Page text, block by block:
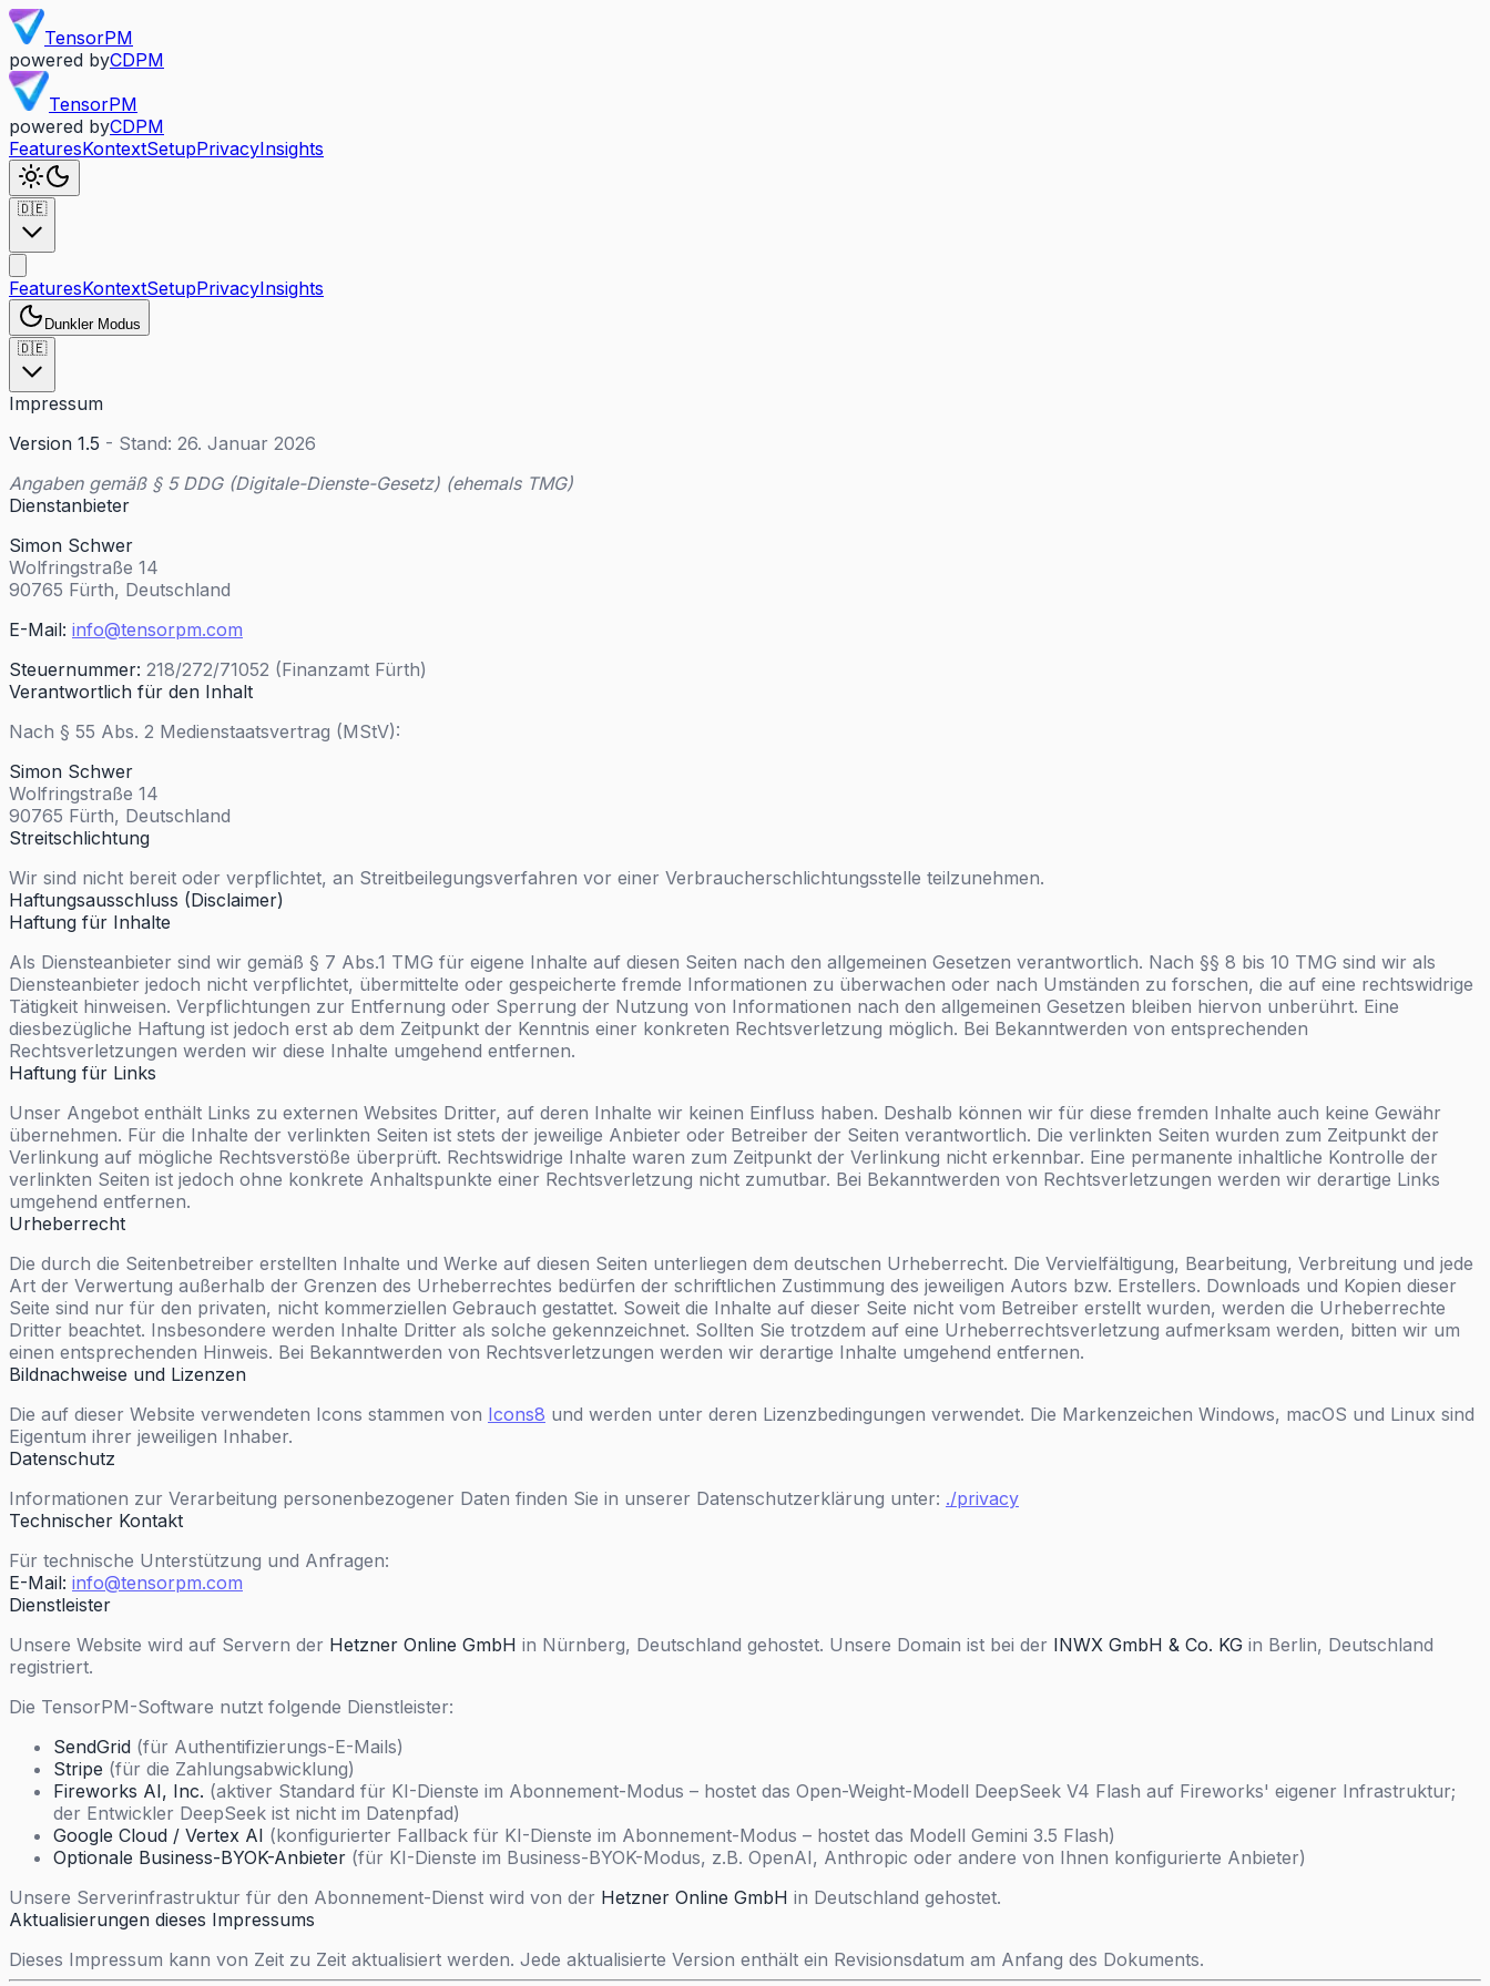
TensorPM
powered byCDPM
TensorPM
powered byCDPM
FeaturesKontextSetupPrivacyInsights
🇩🇪
FeaturesKontextSetupPrivacyInsights
Dunkler Modus
🇩🇪
Impressum
Version 1.5 - Stand: 26. Januar 2026
Angaben gemäß § 5 DDG (Digitale-Dienste-Gesetz) (ehemals TMG)
Dienstanbieter
Simon Schwer
Wolfringstraße 14
90765 Fürth, Deutschland
E-Mail: info@tensorpm.com
Steuernummer: 218/272/71052 (Finanzamt Fürth)
Verantwortlich für den Inhalt
Nach § 55 Abs. 2 Medienstaatsvertrag (MStV):
Simon Schwer
Wolfringstraße 14
90765 Fürth, Deutschland
Streitschlichtung
Wir sind nicht bereit oder verpflichtet, an Streitbeilegungsverfahren vor einer Verbraucherschlichtungsstelle teilzunehmen.
Haftungsausschluss (Disclaimer)
Haftung für Inhalte
Als Diensteanbieter sind wir gemäß § 7 Abs.1 TMG für eigene Inhalte auf diesen Seiten nach den allgemeinen Gesetzen verantwortlich. Nach §§ 8 bis 10 TMG sind wir als
Diensteanbieter jedoch nicht verpflichtet, übermittelte oder gespeicherte fremde Informationen zu überwachen oder nach Umständen zu forschen, die auf eine rechtswidrige
Tätigkeit hinweisen. Verpflichtungen zur Entfernung oder Sperrung der Nutzung von Informationen nach den allgemeinen Gesetzen bleiben hiervon unberührt. Eine
diesbezügliche Haftung ist jedoch erst ab dem Zeitpunkt der Kenntnis einer konkreten Rechtsverletzung möglich. Bei Bekanntwerden von entsprechenden
Rechtsverletzungen werden wir diese Inhalte umgehend entfernen.
Haftung für Links
Unser Angebot enthält Links zu externen Websites Dritter, auf deren Inhalte wir keinen Einfluss haben. Deshalb können wir für diese fremden Inhalte auch keine Gewähr
übernehmen. Für die Inhalte der verlinkten Seiten ist stets der jeweilige Anbieter oder Betreiber der Seiten verantwortlich. Die verlinkten Seiten wurden zum Zeitpunkt der
Verlinkung auf mögliche Rechtsverstöße überprüft. Rechtswidrige Inhalte waren zum Zeitpunkt der Verlinkung nicht erkennbar. Eine permanente inhaltliche Kontrolle der
verlinkten Seiten ist jedoch ohne konkrete Anhaltspunkte einer Rechtsverletzung nicht zumutbar. Bei Bekanntwerden von Rechtsverletzungen werden wir derartige Links
umgehend entfernen.
Urheberrecht
Die durch die Seitenbetreiber erstellten Inhalte und Werke auf diesen Seiten unterliegen dem deutschen Urheberrecht. Die Vervielfältigung, Bearbeitung, Verbreitung und jede
Art der Verwertung außerhalb der Grenzen des Urheberrechtes bedürfen der schriftlichen Zustimmung des jeweiligen Autors bzw. Erstellers. Downloads und Kopien dieser
Seite sind nur für den privaten, nicht kommerziellen Gebrauch gestattet. Soweit die Inhalte auf dieser Seite nicht vom Betreiber erstellt wurden, werden die Urheberrechte
Dritter beachtet. Insbesondere werden Inhalte Dritter als solche gekennzeichnet. Sollten Sie trotzdem auf eine Urheberrechtsverletzung aufmerksam werden, bitten wir um
einen entsprechenden Hinweis. Bei Bekanntwerden von Rechtsverletzungen werden wir derartige Inhalte umgehend entfernen.
Bildnachweise und Lizenzen
Die auf dieser Website verwendeten Icons stammen von Icons8 und werden unter deren Lizenzbedingungen verwendet. Die Markenzeichen Windows, macOS und Linux sind
Eigentum ihrer jeweiligen Inhaber.
Datenschutz
Informationen zur Verarbeitung personenbezogener Daten finden Sie in unserer Datenschutzerklärung unter: ./privacy
Technischer Kontakt
Für technische Unterstützung und Anfragen:
E-Mail: info@tensorpm.com
Dienstleister
Unsere Website wird auf Servern der Hetzner Online GmbH in Nürnberg, Deutschland gehostet. Unsere Domain ist bei der INWX GmbH & Co. KG in Berlin, Deutschland
registriert.
Die TensorPM-Software nutzt folgende Dienstleister:
SendGrid (für Authentifizierungs-E-Mails)
Stripe (für die Zahlungsabwicklung)
Fireworks AI, Inc. (aktiver Standard für KI-Dienste im Abonnement-Modus – hostet das Open-Weight-Modell DeepSeek V4 Flash auf Fireworks' eigener Infrastruktur;
der Entwickler DeepSeek ist nicht im Datenpfad)
Google Cloud / Vertex AI (konfigurierter Fallback für KI-Dienste im Abonnement-Modus – hostet das Modell Gemini 3.5 Flash)
Optionale Business-BYOK-Anbieter (für KI-Dienste im Business-BYOK-Modus, z.B. OpenAI, Anthropic oder andere von Ihnen konfigurierte Anbieter)
Unsere Serverinfrastruktur für den Abonnement-Dienst wird von der Hetzner Online GmbH in Deutschland gehostet.
Aktualisierungen dieses Impressums
Dieses Impressum kann von Zeit zu Zeit aktualisiert werden. Jede aktualisierte Version enthält ein Revisionsdatum am Anfang des Dokuments.